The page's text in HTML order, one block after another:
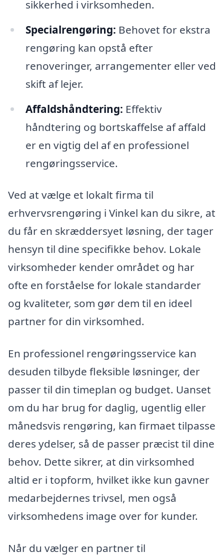
sikkerhed i virksomheden.
Specialrengøring: Behovet for ekstra
rengøring kan opstå efter
renoveringer, arrangementer eller ved
skift af lejer.
Affaldshåndtering: Effektiv
håndtering og bortskaffelse af affald
er en vigtig del af en professionel
rengøringsservice.
Ved at vælge et lokalt firma til
erhvervsrengøring i Vinkel kan du sikre, at
du får en skræddersyet løsning, der tager
hensyn til dine specifikke behov. Lokale
virksomheder kender området og har
ofte en forståelse for lokale standarder
og kvaliteter, som gør dem til en ideel
partner for din virksomhed.
En professionel rengøringsservice kan
desuden tilbyde fleksible løsninger, der
passer til din timeplan og budget. Uanset
om du har brug for daglig, ugentlig eller
månedsvis rengøring, kan firmaet tilpasse
deres ydelser, så de passer præcist til dine
behov. Dette sikrer, at din virksomhed
altid er i topform, hvilket ikke kun gavner
medarbejdernes trivsel, men også
virksomhedens image over for kunder.
Når du vælger en partner til